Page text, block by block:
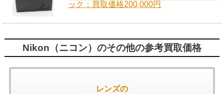
ック：買取価格200,000円
Nikon（ニコン）のその他の参考買取価格
レンズの